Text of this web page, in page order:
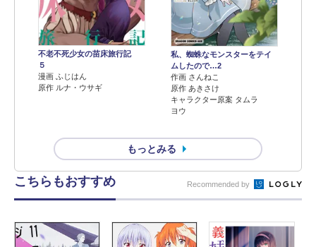
不老不死少女の苗床旅行記
５
漫画 ふじはん
原作 ルナ・ウサギ
私、蜘蛛なモンスターをテイ
ムしたので…2
作画 さんねこ
原作 あきさけ
キャラクター原案 タムラ
ヨウ
もっとみる
こちらもおすすめ Recommended by